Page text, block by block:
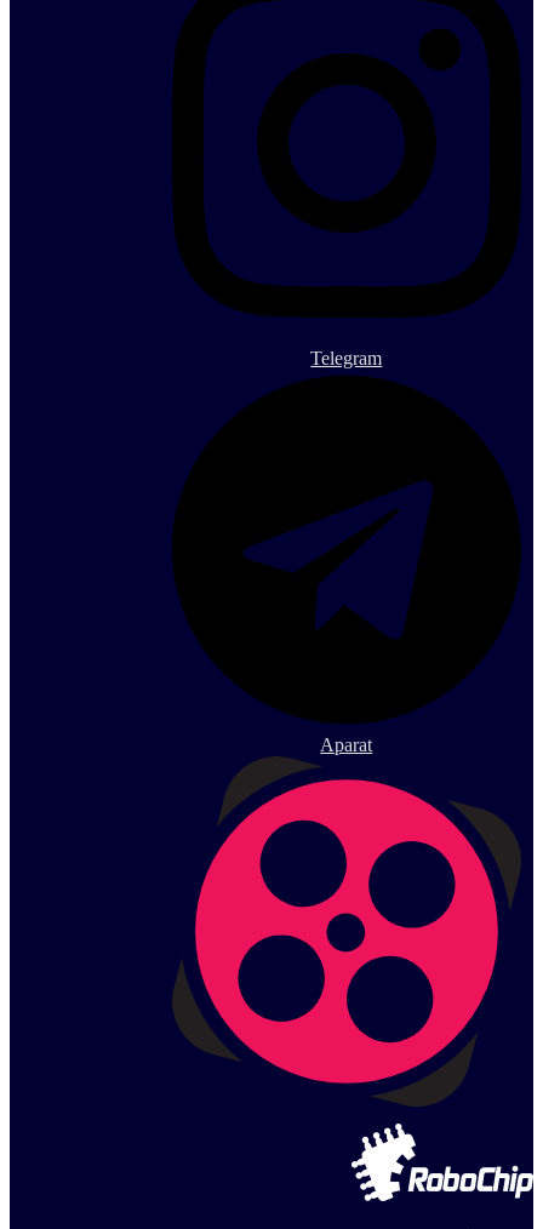
Telegram
Aparat